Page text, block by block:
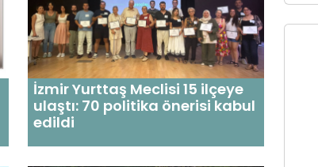
İzmir Yurttaş Meclisi 15 ilçeye
ulaştı: 70 politika önerisi kabul
edildi